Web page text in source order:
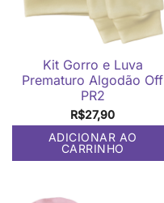
escolhidas
produto
Kit Gorro e Luva
Prematuro Algodão Off
PR2
R$27,90
ADICIONAR AO
CARRINHO